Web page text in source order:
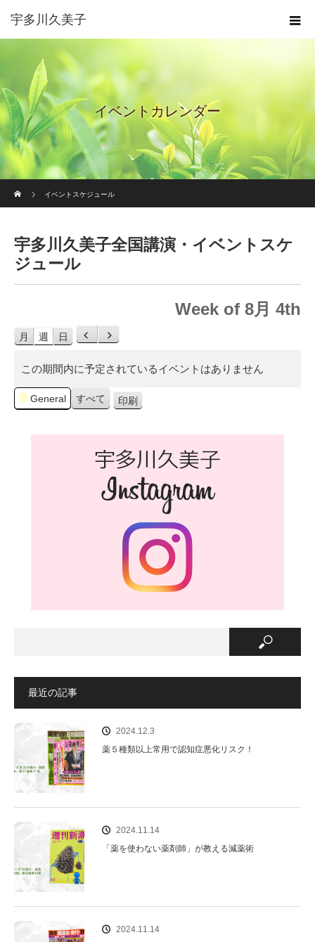
宇多川久美子
イベントカレンダー
イベントスケジュール
宇多川久美子全国講演・イベントスケ
ジュール
Week of 8月 4th
月 週 日
次
この期間内に予定されているイベントはありません
カ
テ
General すべて 印刷
最近の記事
2024.12.3
薬５種類以上常用で認知症悪化リスク！
2024.11.14
「薬を使わない薬剤師」が教える減薬術
2024.11.14